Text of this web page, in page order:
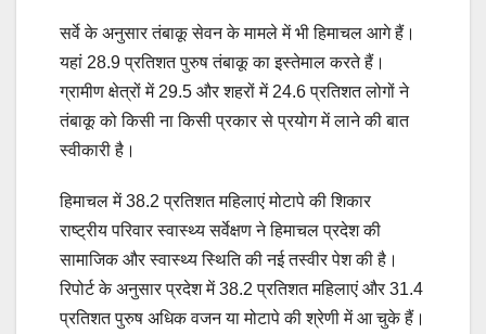
सर्वे के अनुसार तंबाकू सेवन के मामले में भी हिमाचल आगे हैं।
यहां 28.9 प्रतिशत पुरुष तंबाकू का इस्तेमाल करते हैं।
ग्रामीण क्षेत्रों में 29.5 और शहरों में 24.6 प्रतिशत लोगों ने
तंबाकू को किसी ना किसी प्रकार से प्रयोग में लाने की बात
स्वीकारी है।
हिमाचल में 38.2 प्रतिशत महिलाएं मोटापे की शिकार
राष्ट्रीय परिवार स्वास्थ्य सर्वेक्षण ने हिमाचल प्रदेश की
सामाजिक और स्वास्थ्य स्थिति की नई तस्वीर पेश की है।
रिपोर्ट के अनुसार प्रदेश में 38.2 प्रतिशत महिलाएं और 31.4
प्रतिशत पुरुष अधिक वजन या मोटापे की श्रेणी में आ चुके हैं।